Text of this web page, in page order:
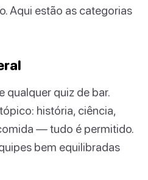
Aqui estão as categorias
qualquer quiz de bar.
história, ciência,
— tudo é permitido.
bem equilibradas